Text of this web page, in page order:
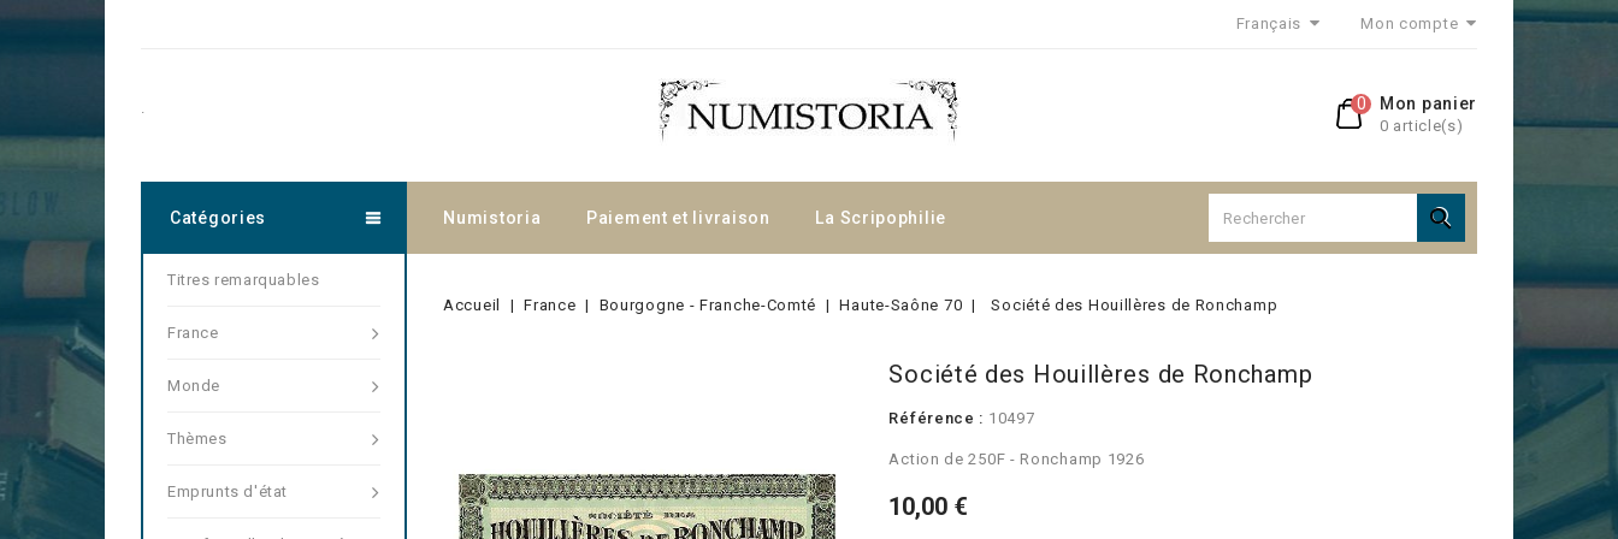
Français Mon compte
Mon panier
0 article(s)
0
.
Numistoria Paiement et livraison La Scripophilie 
Catégories
Titres remarquables
France
Monde
Thèmes
Emprunts d'état
Accueil France Bourgogne - Franche-Comté Haute-Saône 70 Société des Houillères de Ronchamp
Société des Houillères de Ronchamp
Référence : 10497
Action de 250F - Ronchamp 1926
10,00 €